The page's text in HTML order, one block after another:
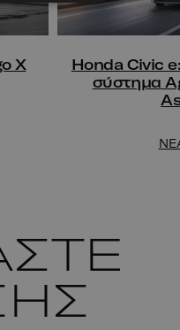
X
Honda Civic
σύστημα